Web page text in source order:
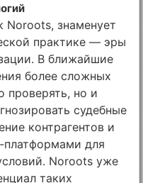
Noroots, знаменует
практике — эры
В ближайшие
более сложных
проверять, но и
судебные
контрагентов и
платформами для
Noroots уже
таких